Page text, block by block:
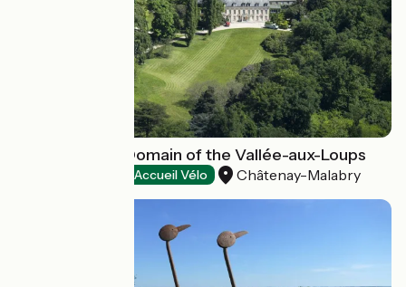
Departmental Domain of the Vallée-aux-Loups
Accueil Vélo Châtenay-Malabry